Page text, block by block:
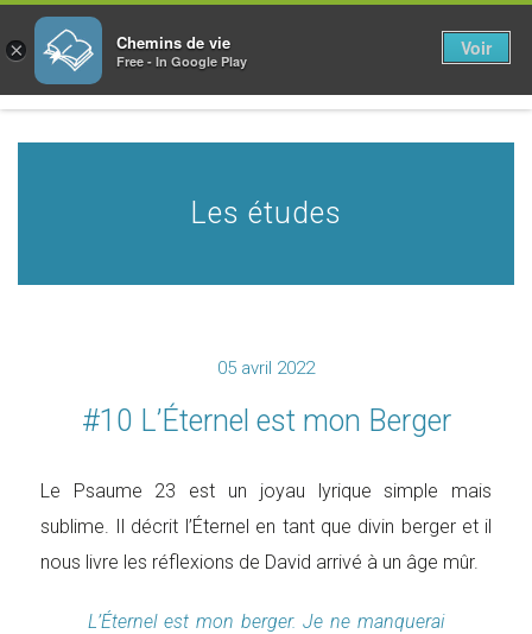
Les études
05 avril 2022
#10 L’Éternel est mon Berger
Le Psaume 23 est un joyau lyrique simple mais
sublime. Il décrit l’Éternel en tant que divin berger et il
nous livre les réflexions de David arrivé à un âge mûr.
L’Éternel est mon berger. Je ne manquerai
× Chemins de vie
Free - In Google Play
Voir